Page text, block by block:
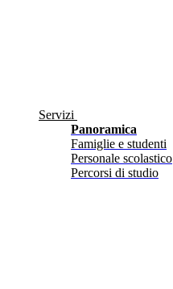
Servizi
Panoramica
Famiglie e studenti
Personale scolastico
Percorsi di studio